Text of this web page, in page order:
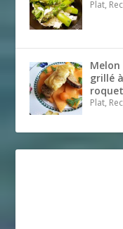
Plat,
grillé
Plat,